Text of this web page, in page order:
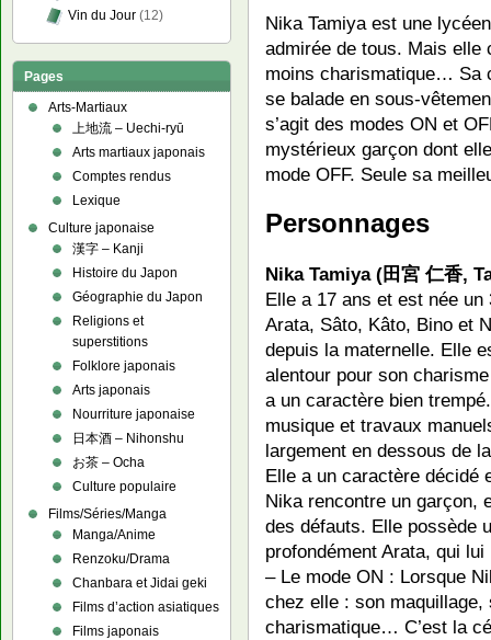
Nika Tamiya est une
admirée de tous. Mais elle
moins charismatique… Sa
se balade en sous-
s’agit des modes ON et
mystérieux garçon dont
mode OFF. Seule sa
Personnages
Nika Tamiya (田宮 仁香,
Elle a 17 ans et est née
Arata, Sâto, Kâto, Bino et
depuis la maternelle. Elle
alentour pour son
a un caractère bien
musique et travaux
largement en dessous de
Elle a un caractère décidé
Nika rencontre un garçon,
des défauts. Elle possède
profondément Arata, qui
– Le mode ON : Lorsque
chez elle : son
charismatique… C’est la
Vin du Jour (12)
Pages
Arts-Martiaux
上地流 – Uechi-ryū
Arts martiaux japonais
Comptes rendus
Lexique
Culture japonaise
漢字 – Kanji
Histoire du Japon
Géographie du Japon
Religions et
superstitions
Folklore japonais
Arts japonais
Nourriture japonaise
日本酒 – Nihonshu
お茶 – Ocha
Culture populaire
Films/Séries/Manga
Manga/Anime
Renzoku/Drama
Chanbara et Jidai geki
Films d’action asiatiques
Films japonais